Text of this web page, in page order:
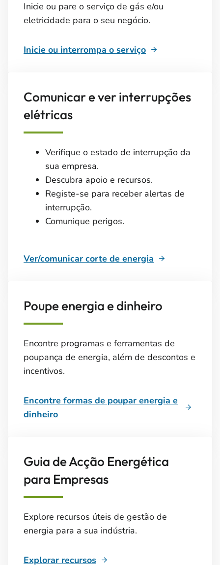
Inicie ou pare o serviço de gás e/ou
eletricidade para o seu negócio.
Inicie ou interrompa o serviço
Comunicar e ver interrupções
elétricas
Verifique o estado de interrupção da
sua empresa.
Descubra apoio e recursos.
Registe-se para receber alertas de
interrupção.
Comunique perigos.
Ver/comunicar corte de energia
Poupe energia e dinheiro
Encontre programas e ferramentas de
poupança de energia, além de descontos e
incentivos.
Encontre formas de poupar energia e
dinheiro
Guia de Acção Energética
para Empresas
Explore recursos úteis de gestão de
energia para a sua indústria.
Explorar recursos